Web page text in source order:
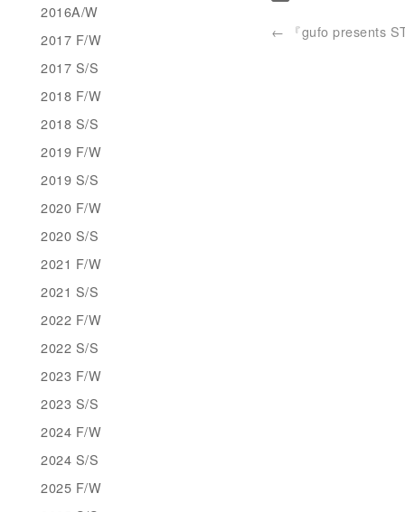
← 『gufo presents
2016A/W
2017 F/W
2017 S/S
2018 F/W
2018 S/S
2019 F/W
2019 S/S
2020 F/W
2020 S/S
2021 F/W
2021 S/S
2022 F/W
2022 S/S
2023 F/W
2023 S/S
2024 F/W
2024 S/S
2025 F/W